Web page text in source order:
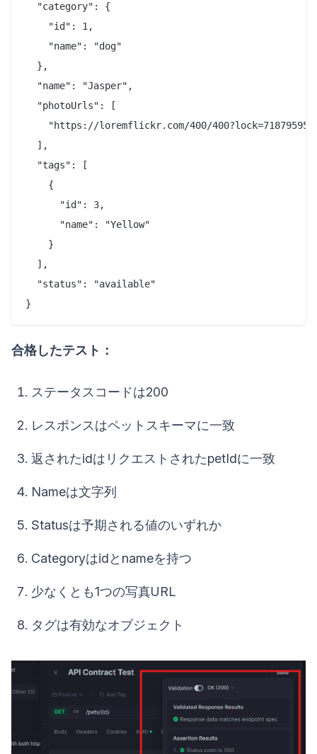
  "category": {
    "id": 1,
    "name": "dog"
  },
  "name": "Jasper",
  "photoUrls": [
"https://loremflickr.com/400/
  ],
  "tags": [
    {
      "id": 3,
      "name": "Yellow"
    }
  ],
  "status": "available"
合格したテスト：
ステータスコードは200
レスポンスはペットスキーマに一致
返されたidはリクエストされたpetIdに一致
Nameは文字列
Statusは予期される値のいずれか
Categoryはidとnameを持つ
少なくとも1つの写真URL
タグは有効なオブジェクト